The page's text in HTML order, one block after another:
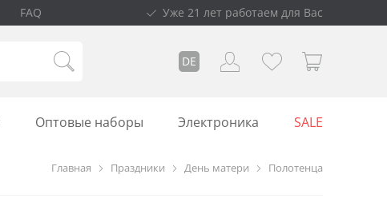
FAQ Уже 21 лет работаем для Вас
DE
Оптовые наборы Электроника SALE
Главная Праздники День матери Полотенца